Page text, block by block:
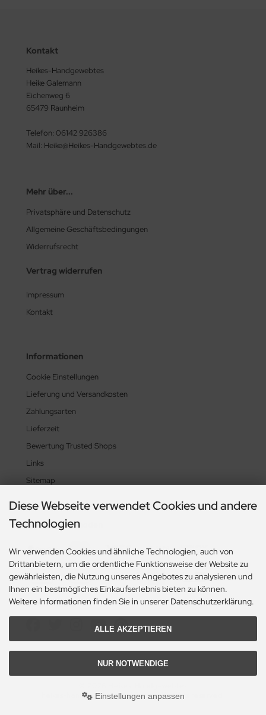
Kontakt
Heikes-Handgewebtes
Heike Galemann
Eichenweg 6
65479 Raunheim
Telefon: 06142 926386
Mail: Heike@Heikes-Handgewebtes.de
Mehr über...
Privatsphäre und Datenschutz
Allgemeine Geschäftsbedingungen
Widerrufsrecht
Vertrag widerrufen
Impressum
Kontakt
Informationen
Cookie Einstellungen
Lieferung und Versandkosten
Zahlungsarten
Lieferzeit
Bewertung Trusted Shops
Links
Sitemap
Zahlungsmethoden
Social Media
heikes-handgewebtes.de/shop/ - All rights reserved.
Diese Webseite verwendet Cookies und andere
Technologien
Wir verwenden Cookies und ähnliche Technologien, auch von
Drittanbietern, um die ordentliche Funktionsweise der Website zu
gewährleisten, die Nutzung unseres Angebotes zu analysieren und
Ihnen ein bestmögliches Einkaufserlebnis bieten zu können.
Weitere Informationen finden Sie in unserer Datenschutzerklärung.
ALLE AKZEPTIEREN
NUR NOTWENDIGE
Einstellungen anpassen